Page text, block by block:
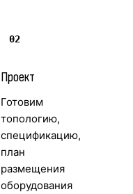
02
Проект
Готовим
топологию,
спецификацию,
план
размещения
оборудования